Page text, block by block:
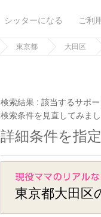
シッターになる ご利
東京都 大田区
検索結果 :該当するサポー
検索条件を見直してみまし
詳細条件を指
東京都大田区